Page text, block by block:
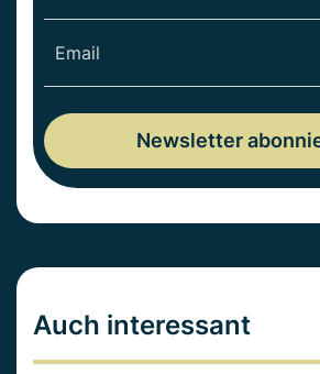
Auch interessant